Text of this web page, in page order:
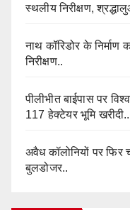
स्थलीय निरीक्षण,
नाथ कॉरिडोर के निर्माण
निरीक्षण..
पीलीभीत बाईपास पर
117 हेक्टेयर भूमि खरीदी..
अवैध कॉलोनियों पर फिर
बुलडोजर..